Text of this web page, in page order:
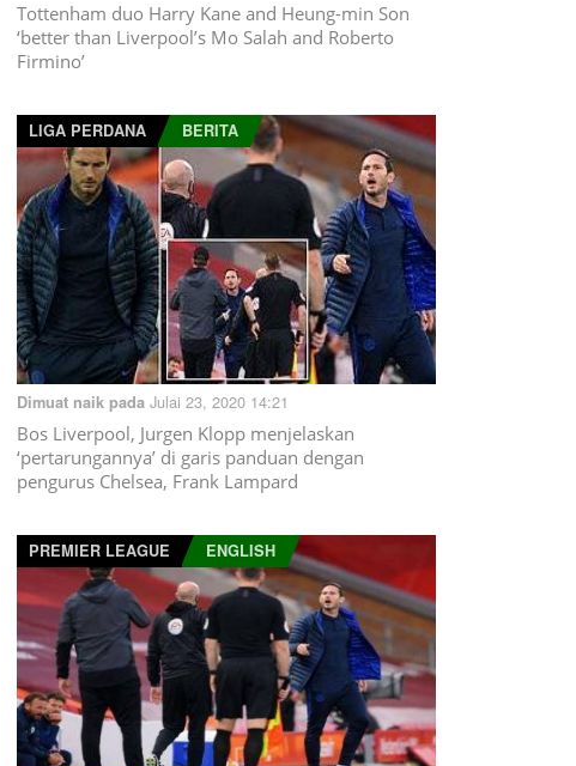
Tottenham duo Harry Kane and Heung-min Son
‘better than Liverpool’s Mo Salah and Roberto
Firmino’
LIGA PERDANA BERITA
Dimuat naik pada Julai 23, 2020 14:21
Bos Liverpool, Jurgen Klopp menjelaskan
‘pertarungannya’ di garis panduan dengan
pengurus Chelsea, Frank Lampard
PREMIER LEAGUE ENGLISH